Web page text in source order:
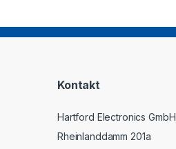
Kontakt
Hartford Electronics GmbH
Rheinlanddamm 201a